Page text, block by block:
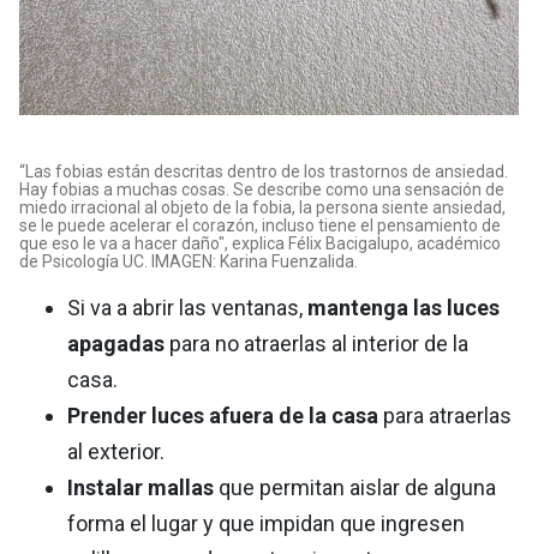
“Las fobias están descritas dentro de los trastornos de ansiedad.
Hay fobias a muchas cosas. Se describe como una sensación de
miedo irracional al objeto de la fobia, la persona siente ansiedad,
se le puede acelerar el corazón, incluso tiene el pensamiento de
que eso le va a hacer daño", explica Félix Bacigalupo, académico
de Psicología UC. IMAGEN: Karina Fuenzalida.
Si va a abrir las ventanas, mantenga las luces
apagadas para no atraerlas al interior de la
casa.
Prender luces afuera de la casa para atraerlas
al exterior.
Instalar mallas que permitan aislar de alguna
forma el lugar y que impidan que ingresen